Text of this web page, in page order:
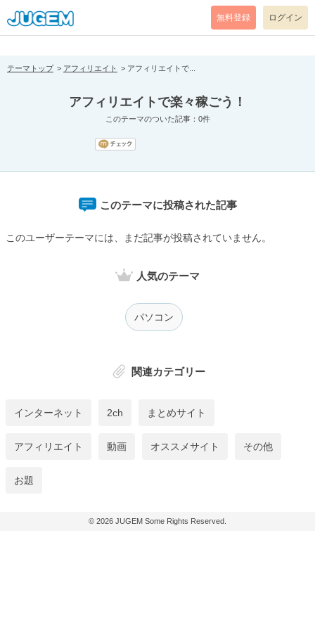
[pear_error: message="Success" code=0 mode=return level=notice
prefix="" info=""]
無料登録 ログイン
テーマトップ アフィリエイト アフィリエイトで...
アフィリエイトで楽々稼ごう！
このテーマのついた記事：0件
このテーマに投稿された記事
このユーザーテーマには、まだ記事が投稿されていません。
人気のテーマ
パソコン
関連カテゴリー
インターネット 2ch まとめサイト
アフィリエイト 動画 オススメサイト その他
お題
© 2026 JUGEM Some Rights Reserved.